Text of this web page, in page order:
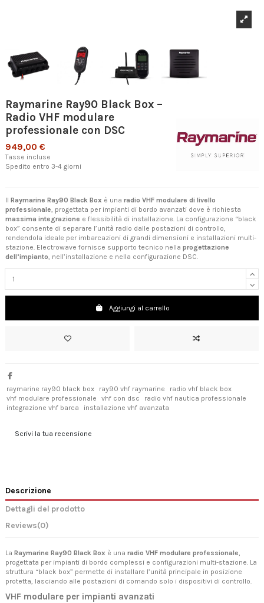
Raymarine Ray90 Black Box –
Radio VHF modulare
professionale con DSC
949,00 €
Tasse incluse
Spedito entro 3-4 giorni
Il Raymarine Ray90 Black Box è una radio VHF modulare di livello
professionale, progettata per impianti di bordo avanzati dove è richiesta
massima integrazione e flessibilità di installazione. La configurazione “black
box” consente di separare l’unità radio dalle postazioni di controllo,
rendendola ideale per imbarcazioni di grandi dimensioni e installazioni multi-
stazione. Electrowave fornisce supporto tecnico nella progettazione
dell’impianto, nell’installazione e nella configurazione DSC.
Aggiungi al carrello
raymarine ray90 black box ray90 vhf raymarine
radio vhf black box
vhf modulare professionale
vhf con dsc
radio vhf nautica professionale
integrazione vhf barca
installazione vhf avanzata
Scrivi la tua recensione
Descrizione
Dettagli del prodotto
Reviews(0)
La Raymarine Ray90 Black Box è una radio VHF modulare professionale
progettata per impianti di bordo complessi e configurazioni multi-stazione. La
struttura “black box” permette di installare l’unità principale in posizione
protetta, lasciando alle postazioni di comando solo i dispositivi di controllo.
VHF modulare per impianti avanzati